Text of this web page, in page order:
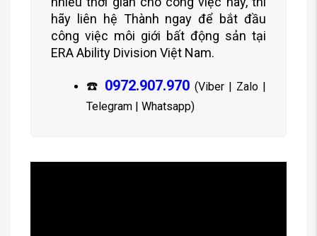
hãy liên hệ Thành ngay để bắt đầu
công việc môi giới bất động sản tại
ERA Ability Division Việt Nam.
☎️ 0972.907.970 (Viber | Zalo |
Telegram | Whatsapp)